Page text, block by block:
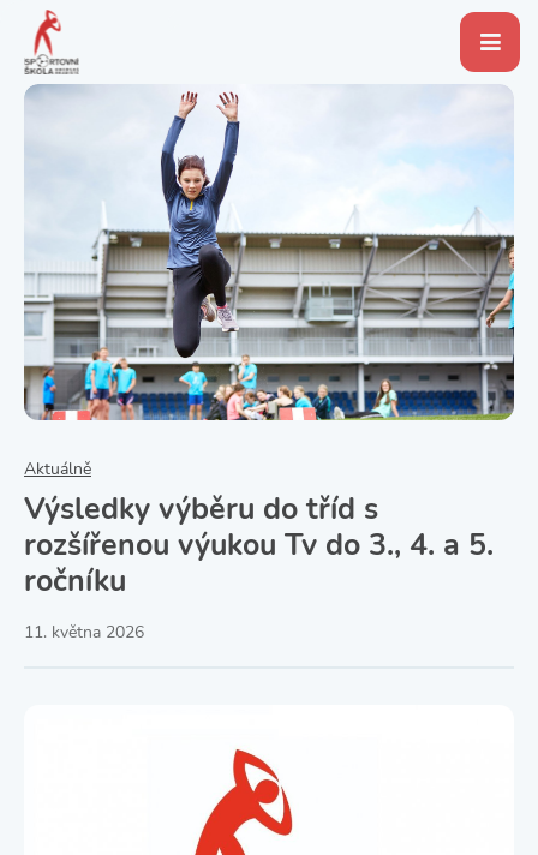
Aktuálně
Výsledky výběru do tříd s
rozšířenou výukou Tv do 3., 4. a 5.
ročníku
11. května 2026